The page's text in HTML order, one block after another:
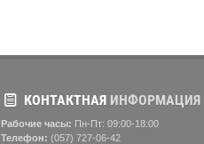
КОНТАКТНАЯИНФОРМАЦИЯ
Рабочие часы: Пн-Пт: 09:00-18:00
Телефон: (057) ‎727-06-42